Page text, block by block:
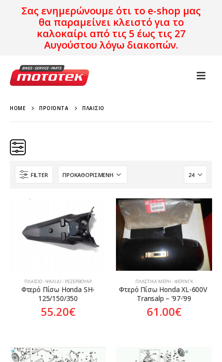
Σας ενημερώνουμε ότι το e-shop μας
θα παραμείνει κλειστό για το
καλοκαίρι από τις 5 έως τις 27
Αυγούστου λόγω διακοπών.
HOME ΠΡΟΪΌΝΤΑ ΠΛΑΊΣΙΟ
Brand
Μοντέλο
Χρονολογία
Κατηγορίες
Aftermarket Genuine
Γνήσιο
Γνήσιο
FILTER
ΠΛΑΊΣΙΟ - ΨΑΛΊΔΙ - ΡΕΖΕΡΒΟΥΆΡ
Φτερό Πίσω Honda SH-
125/150/350
55.20€
ΠΛΑΣΤΙΚΆ ΜΈΡΗ - ΦΈΡΙΝΓΚ
Φτερό Πίσω Honda XL-600V
Transalp – ’97-’99
61.00€